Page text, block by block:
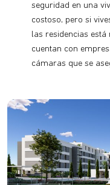
seguridad en una
costoso, pero si
las residencias
cuentan con
cámaras que se